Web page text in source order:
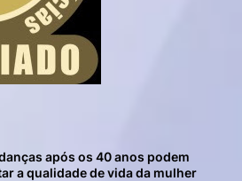
após os 40 anos podem
a qualidade de vida da mulher